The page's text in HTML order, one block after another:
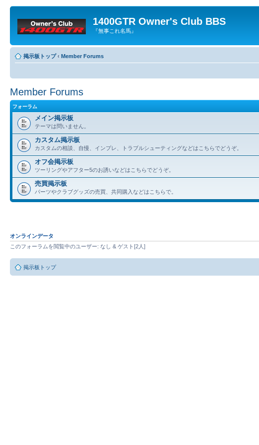
1400GTR Owner's Club BBS
『無事これ名馬』
掲示板トップ ‹ Member Forums
Member Forums
フォーラム
メイン掲示板
テーマは問いません。
カスタム掲示板
カスタムの相談、自慢、インプレ、トラブルシューティングなどはこちらでどうぞ。
オフ会掲示板
ツーリングやアフター5のお誘いなどはこちらでどうぞ。
売買掲示板
パーツやクラブグッズの売買、共同購入などはこちらで。
オンラインデータ
このフォーラムを閲覧中のユーザー: なし & ゲスト[2人]
掲示板トップ